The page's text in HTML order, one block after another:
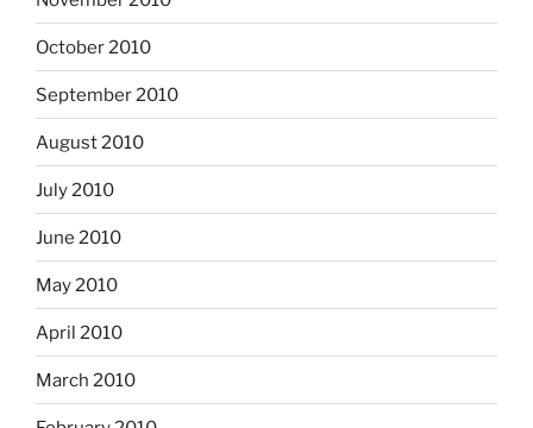
October 2010
September 2010
August 2010
July 2010
June 2010
May 2010
April 2010
March 2010